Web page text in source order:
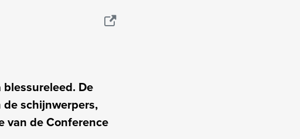
De
schijnwerpers,
van de Conference